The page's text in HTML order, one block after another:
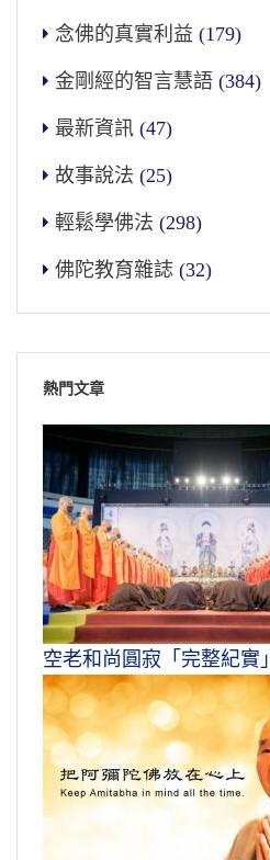
念佛的真實利益 (179)
金剛經的智言慧語 (384)
最新資訊 (47)
故事說法 (25)
輕鬆學佛法 (298)
佛陀教育雜誌 (32)
熱門文章
空老和尚圓寂「完整紀實」